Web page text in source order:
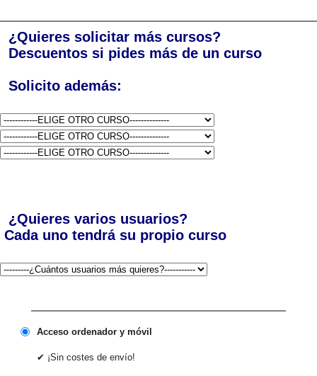
¿Quieres solicitar más cursos?
Descuentos si pides más de un curso
Solicito además:
¿Quieres varios usuarios?
Cada uno tendrá su propio curso
Acceso ordenador y móvil
✔ ¡Sin costes de envío!